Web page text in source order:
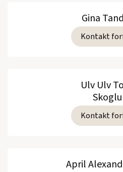
Gina
Kontakt
Ulv Ulv
Kontakt
April